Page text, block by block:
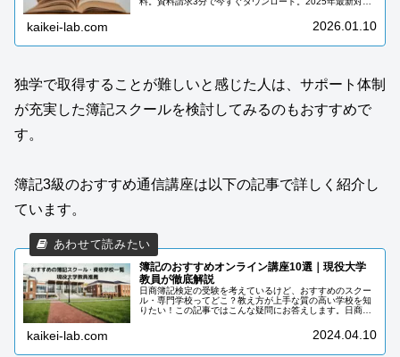
kaikei-lab.com 2026.01.10
独学で取得することが難しいと感じた人は、サポート体制
が充実した簿記スクールを検討してみるのもおすすめで
す。
簿記3級のおすすめ通信講座は以下の記事で詳しく紹介し
ています。
簿記のおすすめオンライン講座10選｜現役大学
教員が徹底解説
日商簿記検定の受験を考えているけど、おすすめのスクー
ル・専門学校ってどこ？教え方が上手な質の高い学校を知
りたい！この記事ではこんな疑問にお答えします。日商簿
kaikei-lab.com 2024.04.10